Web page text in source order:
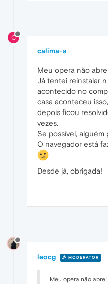
C
calima-a
Meu opera não
Já tentei reinstalar
acontecido no
casa aconteceu
depois ficou
vezes.
Se possível,
O navegador está
Desde já, obrigada!
leocg MODERATOR
Meu opera não abre!